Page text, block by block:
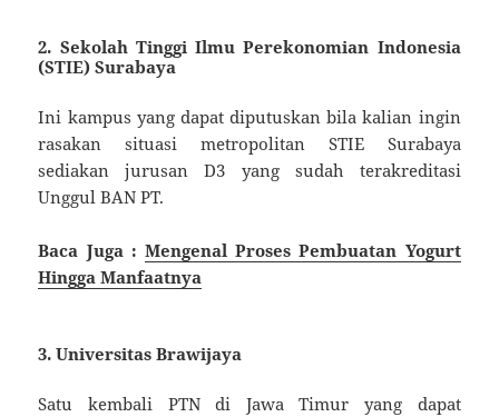
2. Sekolah Tinggi Ilmu Perekonomian Indonesia
(STIE) Surabaya
Ini kampus yang dapat diputuskan bila kalian ingin
rasakan situasi metropolitan STIE Surabaya
sediakan jurusan D3 yang sudah terakreditasi
Unggul BAN PT.
Baca Juga : Mengenal Proses Pembuatan Yogurt
Hingga Manfaatnya
3. Universitas Brawijaya
Satu kembali PTN di Jawa Timur yang dapat